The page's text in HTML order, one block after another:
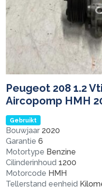
Peugeot 208 1.2
Aircopomp HMH
Gebruikt
Bouwjaar 2020
Garantie 6
Motortype Benzine
Cilinderinhoud 1200
Motorcode HMH
Tellerstand eenheid